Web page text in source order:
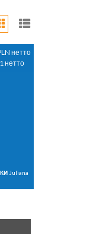
нетто
нетто
Juliana